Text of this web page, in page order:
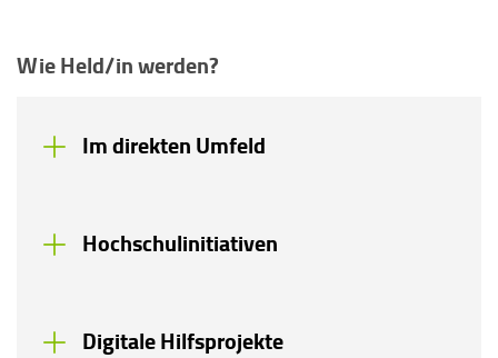
Wie Held/in werden?
Im direkten Umfeld
Hochschulinitiativen
Digitale Hilfsprojekte